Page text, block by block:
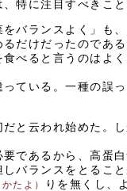
特に注目すべきこ
バランスよく」も
だけだったのであ
べると言うのはよ
ている。一種の誤
と云われ始めた。
であるから、高蛋
バランスをとるこ
かたよ）
りを無くし、